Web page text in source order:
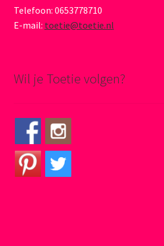
Telefoon: 0653778710
E-mail: toetie@toetie.nl
Wil je Toetie volgen?